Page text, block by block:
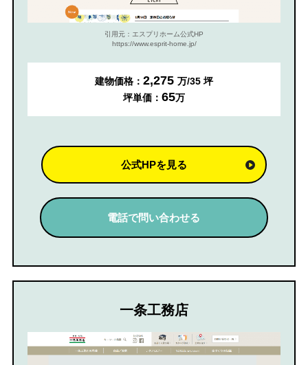
引用元：エスプリホーム公式HP
https://www.esprit-home.jp/
建物価格： 2,275 万/35 坪
坪単価： 65万
公式HPを見る
電話で問い合わせる
一条工務店